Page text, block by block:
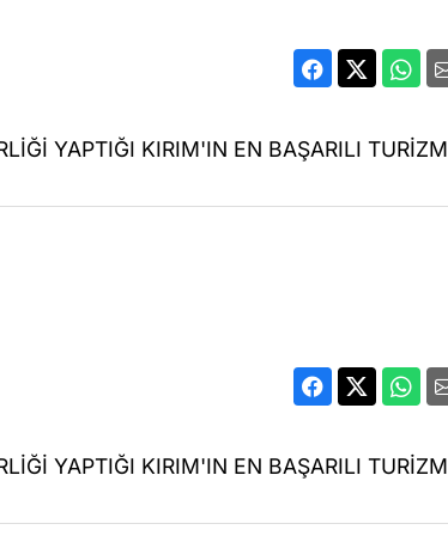
YAPTIĞI KIRIM'IN EN BAŞARILI TURİZM
YAPTIĞI KIRIM'IN EN BAŞARILI TURİZM